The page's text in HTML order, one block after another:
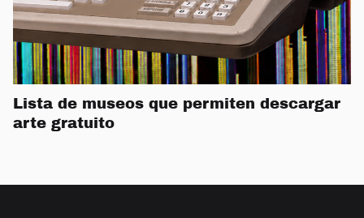
Lista de museos que permiten descargar
arte gratuito